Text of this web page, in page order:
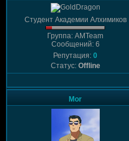
Студент Академии Алхимиков
Группа: AMTeam
Сообщений: 6
Репутация: 0
Статус: Offline
Mor